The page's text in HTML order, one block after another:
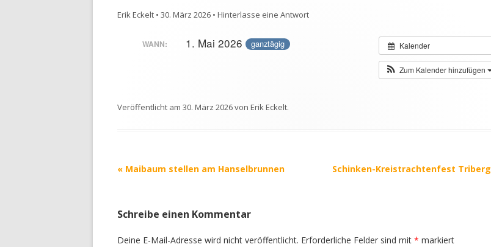
Erik Eckelt • 30. März 2026 • Hinterlasse eine Antwort
Kalender
Zum Kalender hinzufügen
WANN: 1. Mai 2026 ganztägig
Veröffentlicht am 30. März 2026von Erik Eckelt.
Beitrags-
« Maibaum stellen am Hanselbrunnen Schinken-Kreistrachtenfest Triberg
Schreibe einen Kommentar
Deine E-Mail-Adresse wird nicht veröffentlicht. Erforderliche Felder sind mit * markiert